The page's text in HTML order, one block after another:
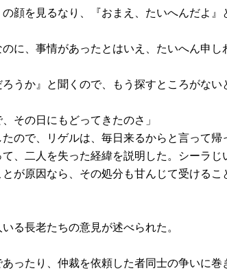
顔を見るなり、『おまえ、たいへんだよ』
に、事情があったとはいえ、たいへん申し
うか』と聞くので、もう探すところがない
その日にもどってきたのさ」
ので、リゲルは、毎日来るからと言って帰
、二人を失った経緯を説明した。シーラじ
が原因なら、その処分も甘んじて受けるこ
る長老たちの意見が述べられた。
ったり、仲裁を依頼した者同士の争いに巻